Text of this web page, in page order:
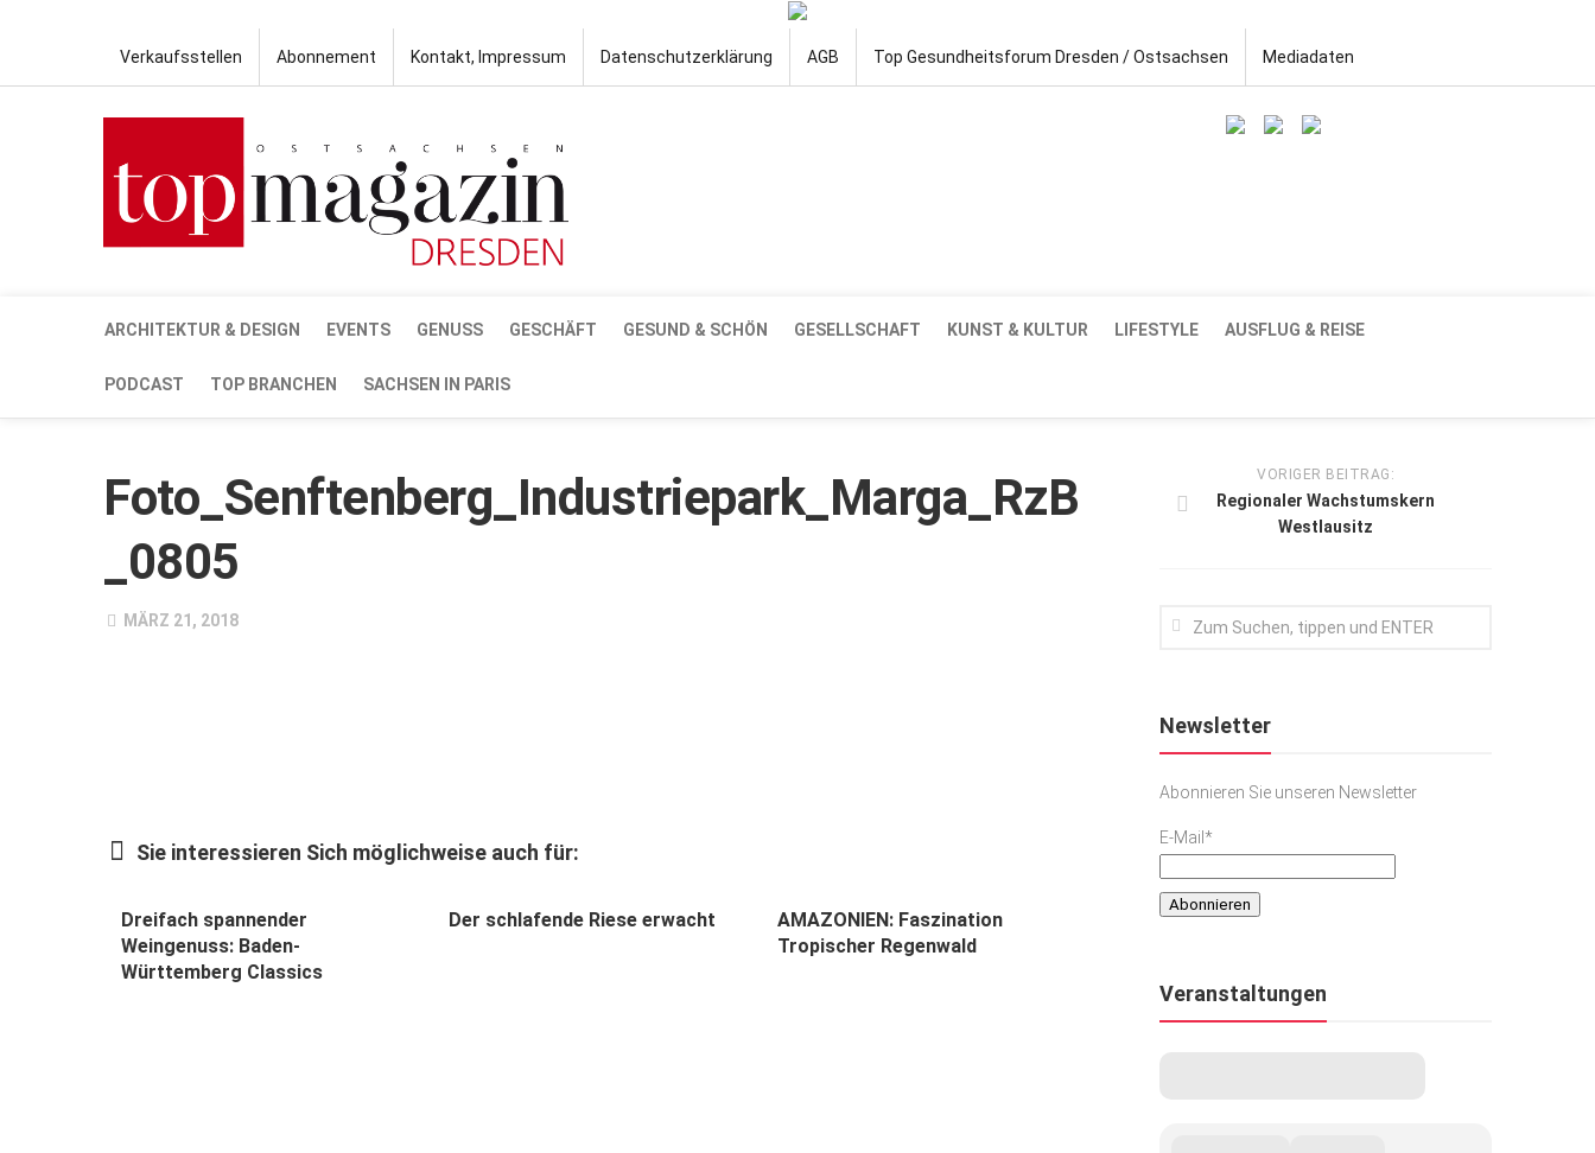
Verkaufsstellen Abonnement Kontakt, Impressum Datenschutzerklärung AGB Top Gesundheitsforum Dresden / Ostsachsen Mediadaten
ARCHITEKTUR & DESIGN EVENTS GENUSS GESCHÄFT GESUND & SCHÖN GESELLSCHAFT KUNST & KULTUR LIFESTYLE AUSFLUG & REISE
PODCAST TOP BRANCHEN SACHSEN IN PARIS
Foto_Senftenberg_Industriepark_Marga_RzB
_0805
MÄRZ 21, 2018
Sie interessieren Sich möglichweise auch für:
Dreifach spannender
Weingenuss: Baden-
Württemberg Classics
Der schlafende Riese erwacht
AMAZONIEN: Faszination
Tropischer Regenwald
VORIGER BEITRAG:
Regionaler Wachstumskern
Westlausitz
Newsletter
Abonnieren Sie unseren Newsletter
E-Mail*
Veranstaltungen